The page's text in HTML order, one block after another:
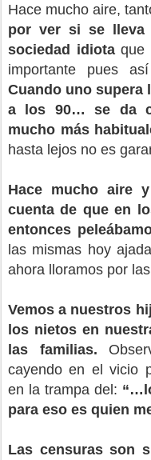
Hace mucho aire,
por ver si se lleva
sociedad idiotaque
importante pues
Cuando uno supera
a los 90… se da
mucho más
hasta lejos no es
Hace mucho aire
cuenta de que en
entonces
las mismas hoy
ahora lloramos por
Vemos a nuestros
los nietos en
las familias.
cayendo en el vicio
en la trampa del:
para eso es quien
Las censuras son